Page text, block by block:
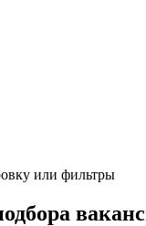
или фильтры